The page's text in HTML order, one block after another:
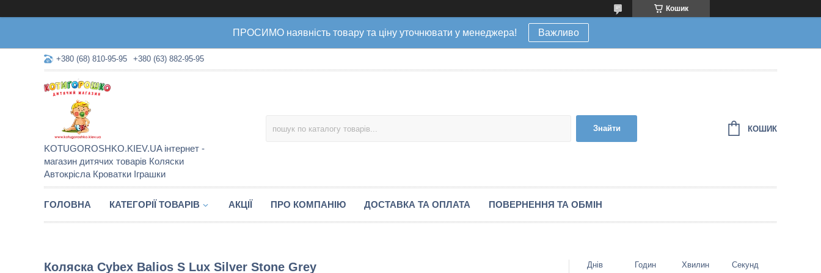
Кошик
ПРОСИМО наявність товару та ціну уточнювати у менеджера! Важливо
+380 (68) 810-95-95 +380 (63) 882-95-95
KOTUGOROSHKO.KIEV.UA інтернет -
магазин дитячих товарів Коляски
Автокрісла Кроватки Іграшки
Знайти КОШИК
ГОЛОВНА КАТЕГОРІЇ ТОВАРІВ АКЦІЇ ПРО КОМПАНІЮ ДОСТАВКА ТА ОПЛАТА ПОВЕРНЕННЯ ТА ОБМІН
Коляска Cybex Balios S Lux Silver Stone Grey Днів Годин Хвилин Секунд